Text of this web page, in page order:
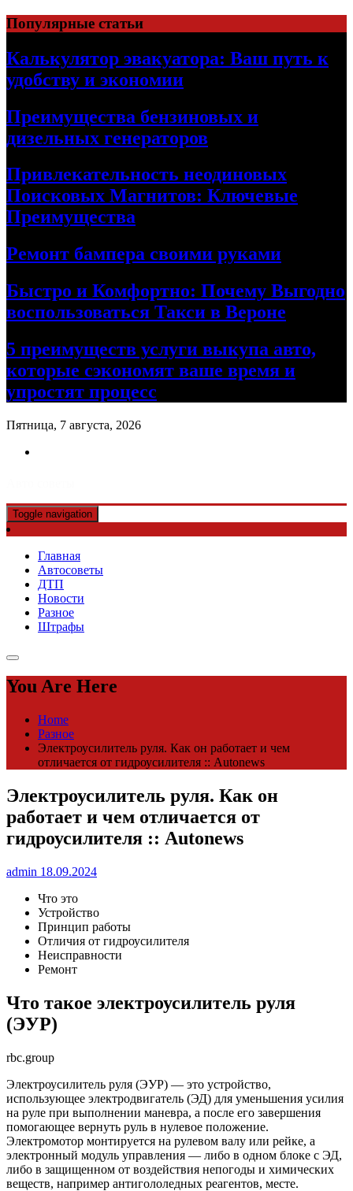
Skip
to
content
Популярные статьи
Калькулятор эвакуатора: Ваш путь к
удобству и экономии
Преимущества бензиновых и
дизельных генераторов
Привлекательность неодиновых
Поисковых Магнитов: Ключевые
Преимущества
Ремонт бампера своими руками
Быстро и Комфортно: Почему Выгодно
воспользоваться Такси в Вероне
5 преимуществ услуги выкупа авто,
которые сэкономят ваше время и
упростят процесс
Пятница, 7 августа, 2026
Toggle navigation
Главная
Автосоветы
ДТП
Новости
Разное
Штрафы
You Are Here
Home
Разное
Электроусилитель руля. Как он работает и чем
отличается от гидроусилителя :: Autonews
Электроусилитель руля. Как он
работает и чем отличается от
гидроусилителя :: Autonews
admin 18.09.2024
Что это
Устройство
Принцип работы
Отличия от гидроусилителя
Неисправности
Ремонт
Что такое электроусилитель руля
(ЭУР)
rbc.group
Электроусилитель руля (ЭУР) — это устройство,
использующее электродвигатель (ЭД) для уменьшения усилия
на руле при выполнении маневра, а после его завершения
помогающее вернуть руль в нулевое положение.
Электромотор монтируется на рулевом валу или рейке, а
электронный модуль управления — либо в одном блоке с ЭД,
либо в защищенном от воздействия непогоды и химических
веществ, например антигололедных реагентов, месте.